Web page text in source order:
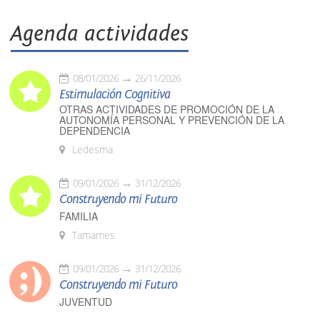
Agenda actividades
08/01/2026 26/11/2026
Estimulación Cognitiva
OTRAS ACTIVIDADES DE PROMOCIÓN DE LA
AUTONOMÍA PERSONAL Y PREVENCIÓN DE LA
DEPENDENCIA
Ledesma
09/01/2026 31/12/2026
Construyendo mi Futuro
FAMILIA
Tamames
09/01/2026 31/12/2026
Construyendo mi Futuro
JUVENTUD